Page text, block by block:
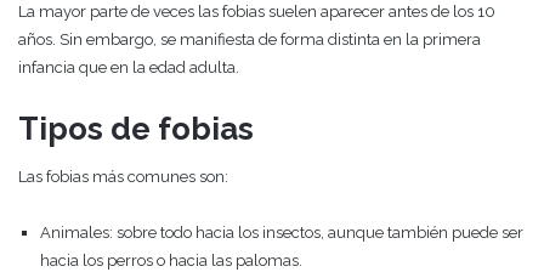
La mayor parte de veces las fobias suelen aparecer antes de los 10
años. Sin embargo, se manifiesta de forma distinta en la primera
infancia que en la edad adulta.
Tipos de fobias
Las fobias más comunes son:
Animales: sobre todo hacia los insectos, aunque también puede ser
hacia los perros o hacia las palomas.